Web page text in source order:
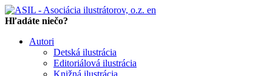
en
Hľadáte niečo?
Autori
Detská ilustrácia
Editoriálová ilustrácia
Knižná ilustrácia